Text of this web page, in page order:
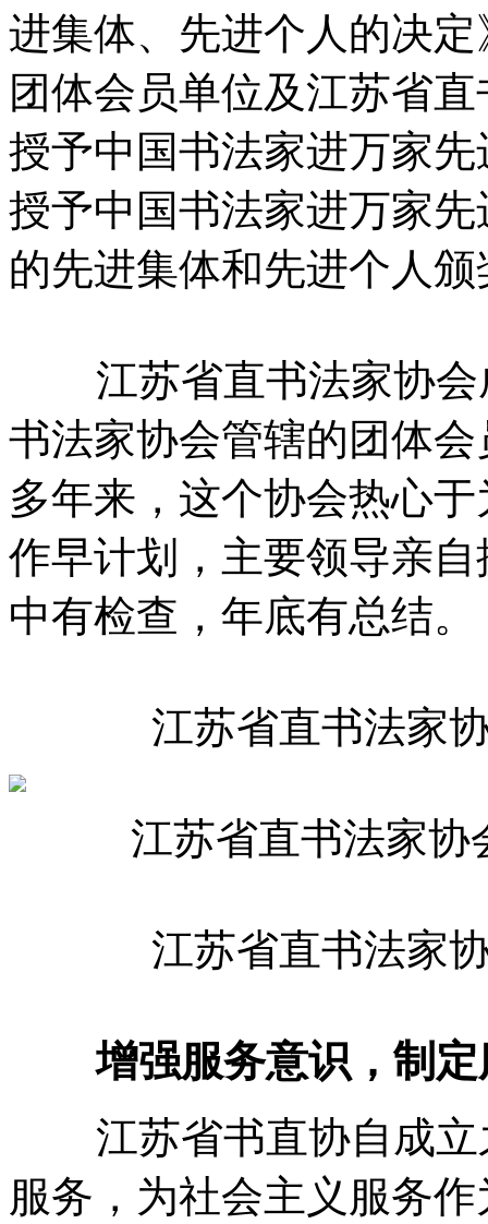
进集体、先进个人的决
团体会员单位及江苏省
授予中国书法家进万家
授予中国书法家进万家
的先进集体和先进个人颁
江苏省直书法家协会
书法家协会管辖的团体
多年来，这个协会热心
作早计划，主要领导亲
中有检查，年底有总结。
江苏省直书法家
江苏省直书法家协
江苏省直书法家
增强服务意识，制定
江苏省书直协自成
服务，为社会主义服务